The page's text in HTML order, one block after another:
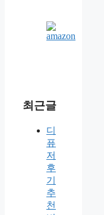
최근글
디
퓨
저
후
기
추
천